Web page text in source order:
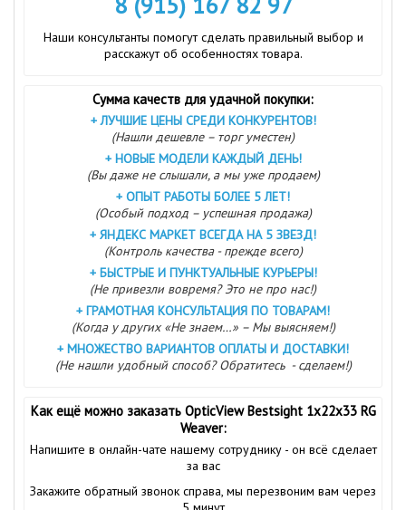
Наши консультанты помогут сделать правильный выбор и
расскажут об особенностях товара.
Сумма качеств для удачной покупки:
+ ЛУЧШИЕ ЦЕНЫ СРЕДИ КОНКУРЕНТОВ!
(Нашли дешевле – торг уместен)
+ НОВЫЕ МОДЕЛИ КАЖДЫЙ ДЕНЬ!
(Вы даже не слышали, а мы уже продаем)
+ ОПЫТ РАБОТЫ БОЛЕЕ 5 ЛЕТ!
(Особый подход – успешная продажа)
+ ЯНДЕКС МАРКЕТ ВСЕГДА НА 5 ЗВЕЗД!
(Контроль качества - прежде всего)
+ БЫСТРЫЕ И ПУНКТУАЛЬНЫЕ КУРЬЕРЫ!
(Не привезли вовремя? Это не про нас!)
+ ГРАМОТНАЯ КОНСУЛЬТАЦИЯ ПО ТОВАРАМ!
(Когда у других «Не знаем…» – Мы выясняем!)
+ МНОЖЕСТВО ВАРИАНТОВ ОПЛАТЫ И ДОСТАВКИ!
(Не нашли удобный способ? Обратитесь - сделаем!)
Как ещё можно заказать OpticView Bestsight 1х22х33 RG
Weaver:
Напишите в онлайн-чате нашему сотруднику - он всё сделает
за вас
Закажите обратный звонок справа, мы перезвоним вам через